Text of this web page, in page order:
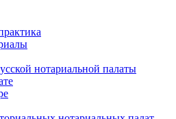
нотариальной палаты